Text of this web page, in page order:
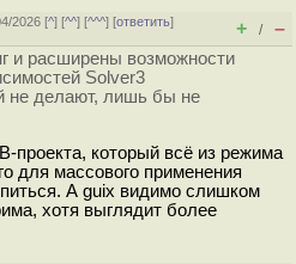
2026 [^] [^^] [^^^] [ответить]
+ / –
и расширены возможности
Solver3
не делают, лишь бы не
проекта, который всё из режима
для массового применения
А guix видимо слишком
хотя выглядит более